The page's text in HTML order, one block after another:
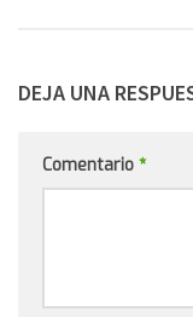
DEJA UNA
Comentario *